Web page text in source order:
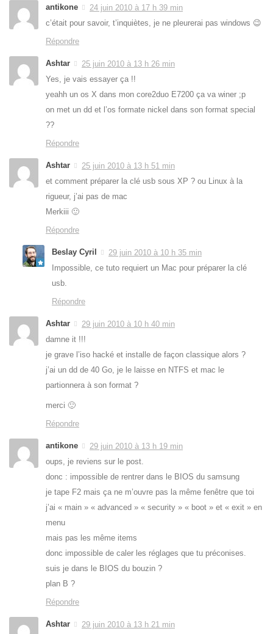
antikone
24 juin 2010 à 17 h 39 min
c’était pour savoir, t’inquiètes, je ne pleurerai pas windows 😉
Répondre
Ashtar
25 juin 2010 à 13 h 26 min
Yes, je vais essayer ça !!
yeahh un os X dans mon core2duo E7200 ça va winer ;p
on met un dd et l’os formate nickel dans son format special
??
Répondre
Ashtar
25 juin 2010 à 13 h 51 min
et comment préparer la clé usb sous XP ? ou Linux à la
rigueur, j’ai pas de mac
Merkiii 🙂
Répondre
Beslay Cyril
29 juin 2010 à 10 h 35 min
Impossible, ce tuto requiert un Mac pour préparer la clé
usb.
Répondre
Ashtar
29 juin 2010 à 10 h 40 min
damne it !!!
je grave l’iso hacké et installe de façon classique alors ?
j’ai un dd de 40 Go, je le laisse en NTFS et mac le
partionnera à son format ?
merci 🙂
Répondre
antikone
29 juin 2010 à 13 h 19 min
oups, je reviens sur le post.
donc : impossible de rentrer dans le BIOS du samsung
je tape F2 mais ça ne m’ouvre pas la même fenêtre que toi
j’ai « main » « advanced » « security » « boot » et « exit » en
menu
mais pas les même items
donc impossible de caler les réglages que tu préconises.
suis je dans le BIOS du bouzin ?
plan B ?
Répondre
Ashtar
29 juin 2010 à 13 h 21 min